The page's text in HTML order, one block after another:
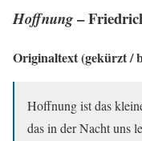
Hoffnung–
Originaltext (gekürzt /
Hoffnung ist das
das in der Nacht uns